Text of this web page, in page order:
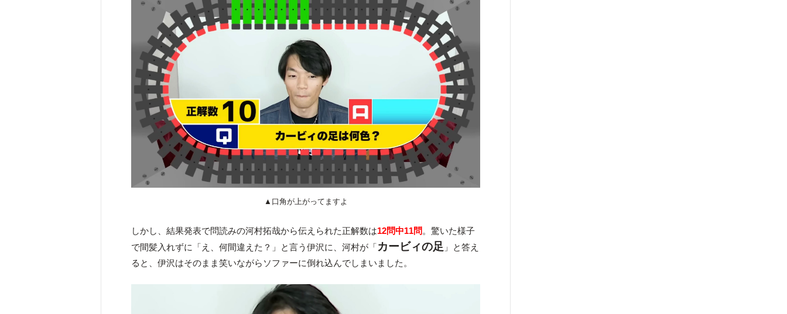
▲口角が上がってますよ
しかし、結果発表で問読みの河村拓哉から伝えられた正解数は12問中11問 。驚いた様子
で間髪入れずに「え、何間違えた？」と言う伊沢に、河村が「カービィの足 」と答え
ると、伊沢はそのまま笑いながらソファーに倒れ込んでしまいました。